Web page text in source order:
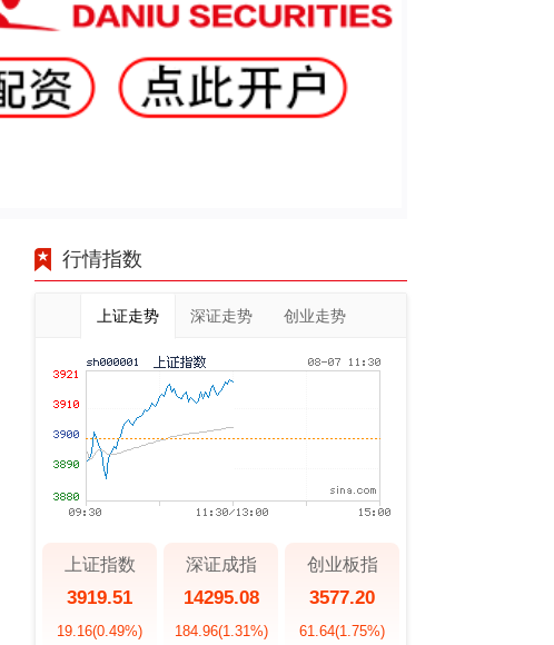
行情指数
上证走势 深证走势 创业走势
上证指数
3919.51
19.16(0.49%)
深证成指
14295.08
184.96(1.31%)
创业板指
3577.20
61.64(1.75%)